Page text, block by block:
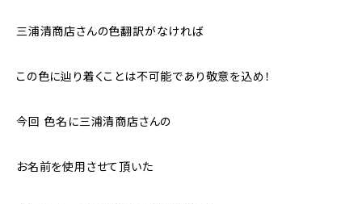
三浦清商店さんの色翻訳がなければ
この色に辿り着くことは不可能であり敬意を込め！
今回 色名に三浦清商店さんの
お名前を使用させて頂いた